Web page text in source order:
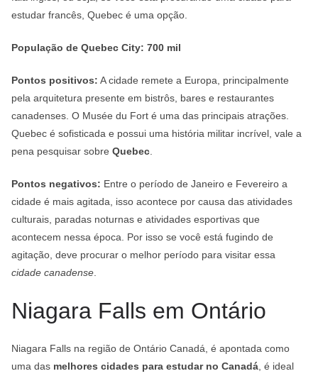
estudar francês, Quebec é uma opção.
População de Quebec City: 700 mil
Pontos positivos: A cidade remete a Europa, principalmente
pela arquitetura presente em bistrôs, bares e restaurantes
canadenses. O Musée du Fort é uma das principais atrações.
Quebec é sofisticada e possui uma história militar incrível, vale a
pena pesquisar sobre Quebec
Pontos negativos: Entre o período de Janeiro e Fevereiro a
cidade é mais agitada, isso acontece por causa das atividades
culturais, paradas noturnas e atividades esportivas que
acontecem nessa época. Por isso se você está fugindo de
agitação, deve procurar o melhor período para visitar essa
cidade canadense
Niagara Falls em Ontário
Niagara Falls na região de Ontário Canadá, é apontada como
uma das melhores cidades para estudar no Canadá , é ideal